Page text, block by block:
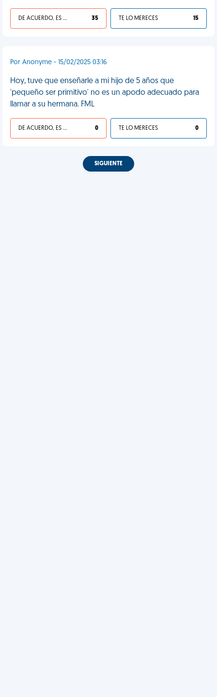
DE ACUERDO, ES UNA VIDA HP 35 TE LO MERECES 15
Por Anonyme - 15/02/2025 03:16
Hoy, tuve que enseñarle a mi hijo de 5 años que
'pequeño ser primitivo' no es un apodo adecuado para
llamar a su hermana. FML
DE ACUERDO, ES UNA VIDA HP 0 TE LO MERECES 0
SIGUIENTE